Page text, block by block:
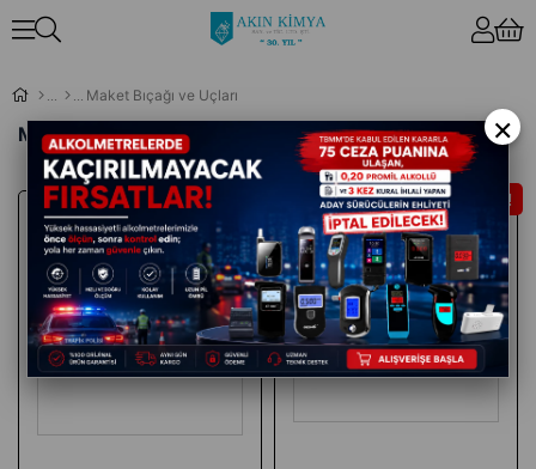
Maket Bıçağı ve Uçları
Maket Bıçağı ve Uçları
İndirim İndirim
×